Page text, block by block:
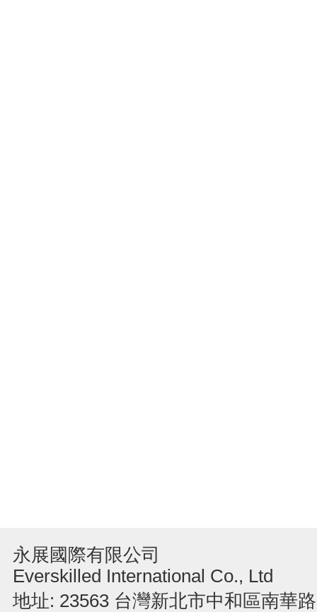
永展國際有限公司
Everskilled International Co., Ltd
地址: 23563 台灣新北市中和區南華